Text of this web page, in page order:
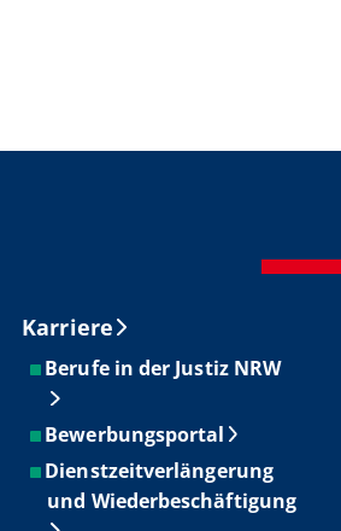
Karriere
Berufe in der Justiz NRW
Bewerbungsportal
Dienstzeitverlängerung
und Wiederbeschäftigung